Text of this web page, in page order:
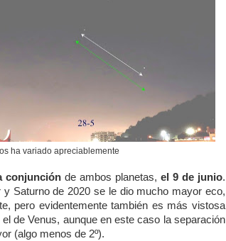
ha variado apreciablemente
conjunción de ambos planetas, el 9 de junio.
Saturno de 2020 se le dio mucho mayor eco,
pero evidentemente también es más vistosa
de Venus, aunque en este caso la separación
(algo menos de 2º).